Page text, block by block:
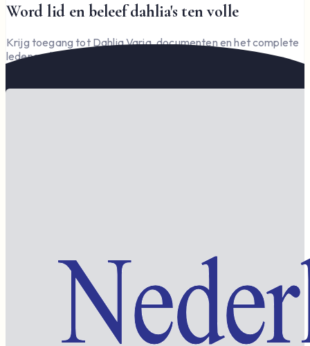
Word lid en beleef dahlia's ten volle
Krijg toegang tot Dahlia Varia, documenten en het complete
ledengedeelte — en steun de vereniging.